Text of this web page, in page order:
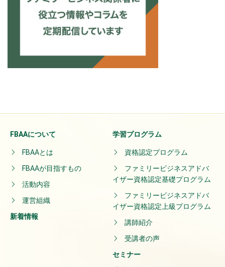
FBAAについて
FBAAとは
FBAAが目指すもの
活動内容
運営組織
新着情報
学習プログラム
資格認定プログラム
ファミリービジネスアドバ
イザー資格認定基礎プログラム
ファミリービジネスアドバ
イザー資格認定上級プログラム
講師紹介
受講者の声
セミナー